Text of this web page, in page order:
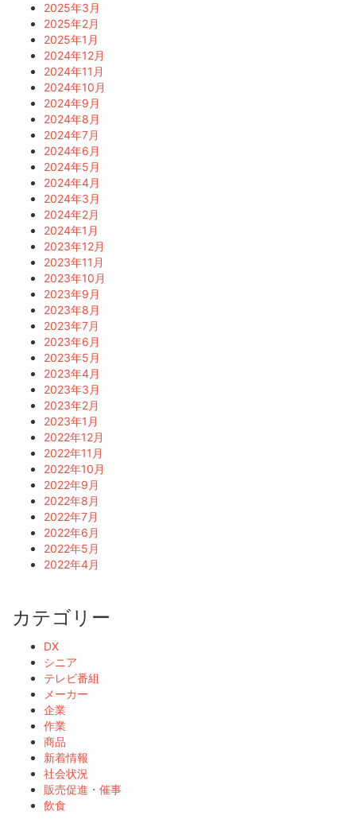
2025年3月
2025年2月
2025年1月
2024年12月
2024年11月
2024年10月
2024年9月
2024年8月
2024年7月
2024年6月
2024年5月
2024年4月
2024年3月
2024年2月
2024年1月
2023年12月
2023年11月
2023年10月
2023年9月
2023年8月
2023年7月
2023年6月
2023年5月
2023年4月
2023年3月
2023年2月
2023年1月
2022年12月
2022年11月
2022年10月
2022年9月
2022年8月
2022年7月
2022年6月
2022年5月
2022年4月
カテゴリー
DX
シニア
テレビ番組
メーカー
企業
作業
商品
新着情報
社会状況
販売促進・催事
飲食